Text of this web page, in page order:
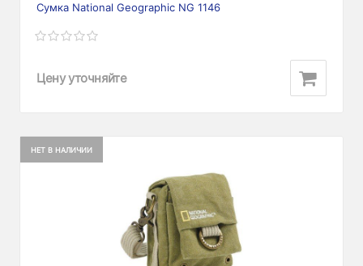
Сумка National Geographic NG 1146
Цену уточняйте
НЕТ В НАЛИЧИИ